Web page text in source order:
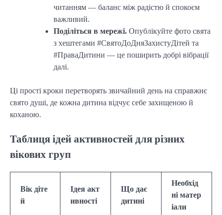
читанням — баланс між радістю й спокоєм
важливий.
Поділіться в мережі. Опублікуйте фото свята
з хештегами #СвятоДоДняЗахистуДітей та
#ПраваДитини — це поширить добрі вібрації
далі.
Ці прості кроки перетворять звичайний день на справжнє
свято душі, де кожна дитина відчує себе захищеною й
коханою.
Таблиця ідей активностей для різних
вікових груп
Вік діте
й
Ідея акт
ивності
Що дає
дитині
Необхід
ні матер
іали